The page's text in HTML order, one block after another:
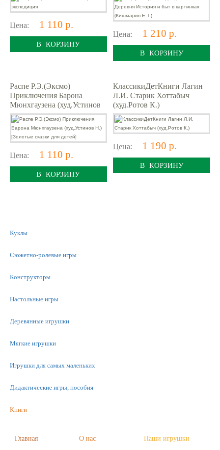
Цена: 1 110 р.
В КОРЗИНУ
Цена: 1 210 р.
В КОРЗИНУ
Распе Р.Э.(Эксмо)
Приключения Барона
Мюнхгаузена (худ.Устинов
Н.) [Золотые сказки для
детей]
Цена: 1 110 р.
В КОРЗИНУ
КлассикиДетКниги Лагин
Л.И. Старик Хоттабыч
(худ.Ротов К.)
Цена: 1 190 р.
В КОРЗИНУ
Куклы
Сюжетно-ролевые игры
Конструкторы
Настольные игры
Деревянные игрушки
Мягкие игрушки
Игрушки для самых маленьких
Дидактические игры, пособия
Книги
Главная
О нас Наши игрушки